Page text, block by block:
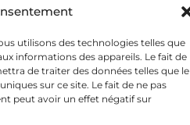
utilisons des technologies telles que
informations des appareils. Le fait de
de traiter des données telles que le
sur ce site. Le fait de ne pas
peut avoir un effet négatif sur